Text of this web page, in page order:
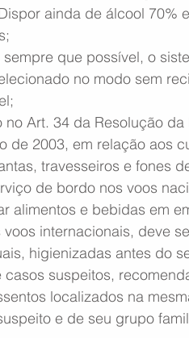
ainda de álcool 70%
que possível, o
no modo sem
Art. 34 da Resolução
de 2003, em relação aos
travesseiros e fones
de bordo nos voos
alimentos e bebidas em
internacionais, deve
higienizadas antes do
suspeitos,
localizados na
e de seu grupo